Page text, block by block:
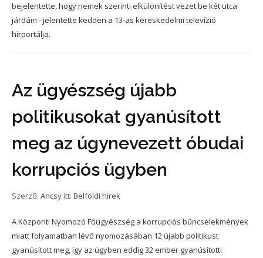
bejelentette, hogy nemek szerinti elkülönítést vezet be két utca
járdáin - jelentette kedden a 13-as kereskedelmi televízió
hírportálja.
Az ügyészség újabb
politikusokat gyanúsított
meg az úgynevezett óbudai
korrupciós ügyben
Szerző: Ancsy itt: Belföldi hírek
A Központi Nyomozó Főügyészség a korrupciós bűncselekmények
miatt folyamatban lévő nyomozásában 12 újabb politikust
gyanúsított meg, így az ügyben eddig 32 ember gyanúsítotti